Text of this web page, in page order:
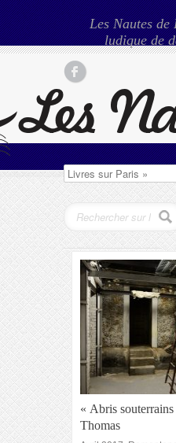
Les Nautes
ludique de
« Abris
Thomas